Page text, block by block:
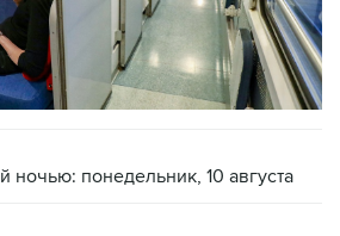
ночью: понедельник, 10 августа